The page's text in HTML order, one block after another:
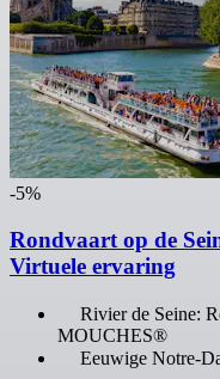
-5%
Rondvaart op de
Virtuele ervaring
Rivier de Seine:
MOUCHES®
Eeuwige Notre-